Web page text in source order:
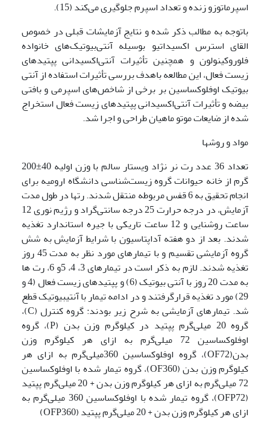
اسپرماتوزو زنده و تعداد اسپرم جلوگیری می‌کند (15).
باتوجه به مطالب ذکر شده و نتایج آزمایشات قبلی در خصوص
القای استرس اکسیداتیو بوسیله آنتی‌بیوتیک‌های خانواده
فلوروکینولون و همچنین تأثیرات آنتی‌اکسیدانی پپتیدهای
زیست فعال، این مطالعه باهدف بررسی تأثیرات استفاده از آنتی
بیوتیک اوفلوکساسین بر برخی از شاخص‌های اسپرمی و بافتی
بیضه و تأثیرات آنتی‌اکسیدانی پپتیدهای زیست فعال استخراج
شده از ضایعات موتو ماهیان طراحی و اجرا شد.
مواد و روشها
تعداد 36 عدد رت نر نژاد ویستار سالم با وزن اولیه 40±200
گرم از خانه حیوانات گروه زیست‌شناسی دانشگاه ارومیه برای
انجام تحقیق به 6 قفس مربوطه منتقل شدند. رت­ها در طول مدت
آزمایش، در درجه حرارت 25 درجه سانتی‌گراد و رژیم نوری 12
ساعت روشنایی و 12 ساعت تاریکی با جیره استاندارد تغذیه
شدند. بعد از دو هفته آداپتاسیون با شرایط آزمایش به شش
گروه آزمایشی تقسیم و با تیمارهای مورد نظر به مدت 45 روز
تغذیه شدند. لازم به ذکر است در تیمارهای 3، 4، 5و 6، رت ها
به مدت 20 روز با آنتی بیوتیک (6) و پپتیدهای زیست فعال (4 و
29) مورد تغذیه قرارگرفتند و در ادامه تیمار با آنتی­بیوتیک قطع
شد. تیمارهای آزمایشی به شرح زیر بودند: گروه کنترل (C)،
گروه 20 میلی‌گرم پپتید در کیلوگرم وزن بدن (P)، گروه
اوفلوکساسین 72 میلی‌گرم به ازای هر کیلوگرم وزن
بدن(OF72)، گروه اوفلوکساسین 360میلی‌گرم به ازای هر
کیلوگرم وزن بدن (OF360)، گروه تیمار شده با اوفلوکساسین
72 میلی‌گرم به ازای هر کیلوگرم وزن بدن + 20 میلی‌گرم پپتید
(OFP72)، گروه تیمار شده با اوفلوکساسین 360 میلی‌گرم به
ازای هر کیلوگرم وزن بدن + 20 میلی‌گرم پپتید (OFP360)